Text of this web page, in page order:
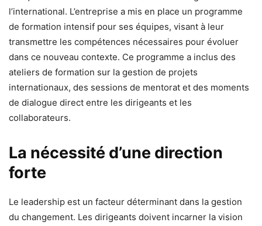
l’international. L’entreprise a mis en place un programme
de formation intensif pour ses équipes, visant à leur
transmettre les compétences nécessaires pour évoluer
dans ce nouveau contexte. Ce programme a inclus des
ateliers de formation sur la gestion de projets
internationaux, des sessions de mentorat et des moments
de dialogue direct entre les dirigeants et les
collaborateurs.
La nécessité d’une direction
forte
Le leadership est un facteur déterminant dans la gestion
du changement. Les dirigeants doivent incarner la vision